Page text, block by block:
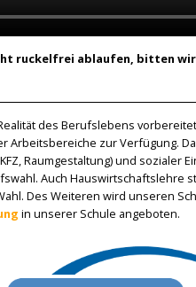
ruckelfrei ablaufen, bitten
des Berufslebens
zur Verfügung.
Raumgestaltung) und sozialer
Auch Hauswirtschaftslehre
Des Weiteren wird unseren
in unserer Schule angeboten.